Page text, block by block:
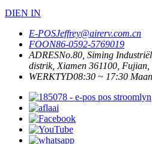
DIEN IN
E-POSJeffrey@airerv.com.cn
FOON86-0592-5769019
ADRESNo.80, Siming
distrik, Xiamen 361100,
WERKTYD08:30 ~ 17:30